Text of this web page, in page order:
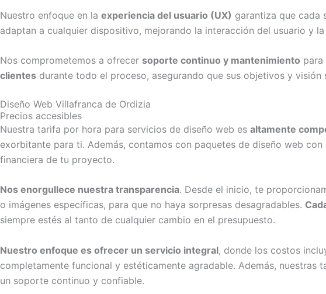
Nuestro enfoque en la experiencia del usuario (UX) garantiza que cada
adaptan a cualquier dispositivo, mejorando la interacción del usuario y
Nos comprometemos a ofrecer soporte continuo y mantenimiento
clientes durante todo el proceso, asegurando que sus objetivos y
Diseño Web Villafranca de Ordizia
Precios accesibles
Nuestra tarifa por hora para servicios de diseño web es altamente
exorbitante para ti. Además, contamos con paquetes de diseño web
financiera de tu proyecto.
Nos enorgullece nuestra transparencia. Desde el inicio, te
o imágenes específicas, para que no haya sorpresas desagradables.
siempre estés al tanto de cualquier cambio en el presupuesto.
Nuestro enfoque es ofrecer un servicio integral, donde los costos
completamente funcional y estéticamente agradable. Además,
un soporte continuo y confiable.